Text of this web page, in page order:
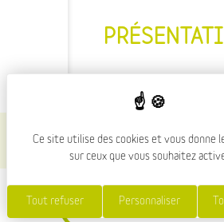
Le Gremlin est
les jeux de
C’est une
profiter sur
d’arcade retro.
Ce site utilise des cookies et vous donne
sur ceux que vous souhaitez
Tout refuser Personnaliser